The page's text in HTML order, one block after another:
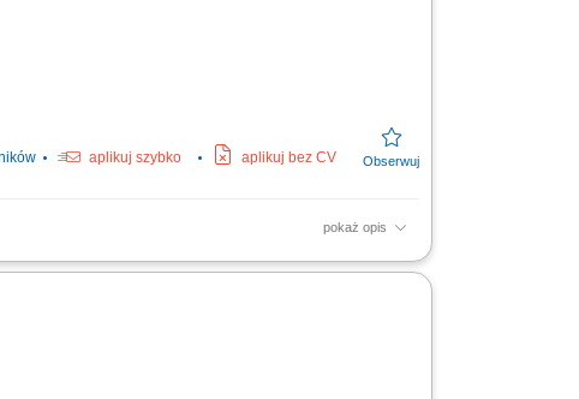
aplikuj szybko aplikuj bez CV
pokaż opis
by remote work Your responsibilities Provide